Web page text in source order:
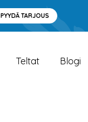
PYYDÄ TARJOUS
Teltat Blogi